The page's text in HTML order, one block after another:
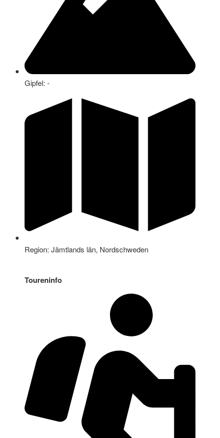
Gipfel: -
Region: Jämtlands län, Nordschweden
Toureninfo